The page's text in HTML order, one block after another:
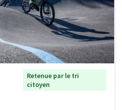
Retenue par le tri
citoyen